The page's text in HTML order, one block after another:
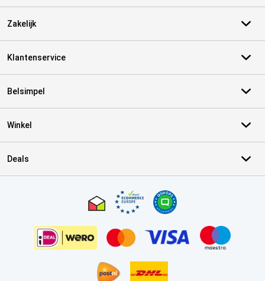
Zakelijk
Klantenservice
Belsimpel
Winkel
Deals